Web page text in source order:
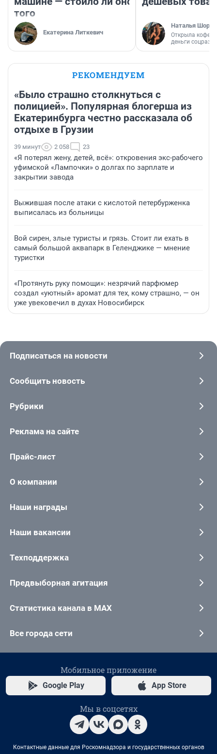
того
Екатерина Литкевич
Наталья
Открыла
деньги
РЕКОМЕНДУЕМ
«Было страшно столкнуться с
полицией». Популярная блогерша из
Екатеринбурга честно рассказала об
отдыхе в Грузии
39 минут 2 058 23
«Я потерял жену, детей, всё»: откровения экс-рабочего
уфимской «Лампочки» о долгах по зарплате и
закрытии завода
Выжившая после атаки с кислотой петербурженка
выписалась из больницы
Вой сирен, злые туристы и грязь. Стоит ли ехать в
самый большой аквапарк в Геленджике — мнение
туристки
«Протянуть руку помощи»: незрячий парфюмер
создал «уютный» аромат для тех, кому страшно, — он
уже увековечил в духах Новосибирск
Подписаться на новости
Сообщить новость
Рубрики
Реклама на сайте
Прайс-лист
О компании
Наши награды
Наши вакансии
Техподдержка
Предвыборная агитация
Статистика канала в MAX
Все города сети
Мобильное приложение
Google Play App Store
Мы в соцсетях
Контактные данные для Роскомнадзора и государственных органов